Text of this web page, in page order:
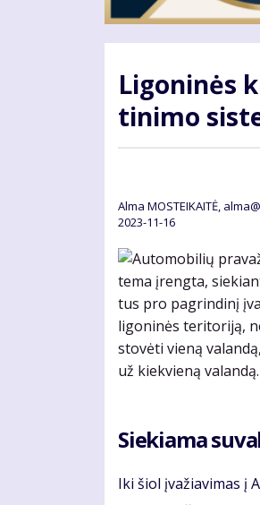
Li­go­ni­nės
ti­ni­mo
Alma MOSTEIKAITĖ,
2023-11-16
Sie­kia­ma
Iki šiol įva­žia­vi­mas į